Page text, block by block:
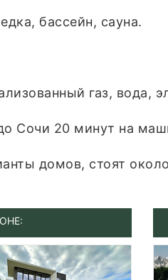
бассейн, сауна.
газ, вода,
Сочи 20 минут на
домов, стоят